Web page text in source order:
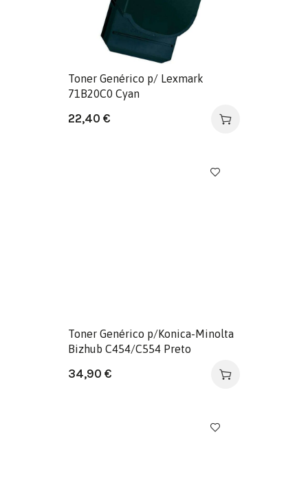
Toner Genérico p/ Lexmark
71B20C0 Cyan
22,40 €
Toner Genérico p/Konica-Minolta
Bizhub C454/C554 Preto
34,90 €